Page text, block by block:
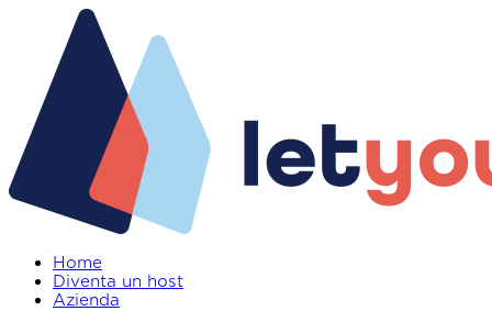
Home
Diventa un host
Azienda